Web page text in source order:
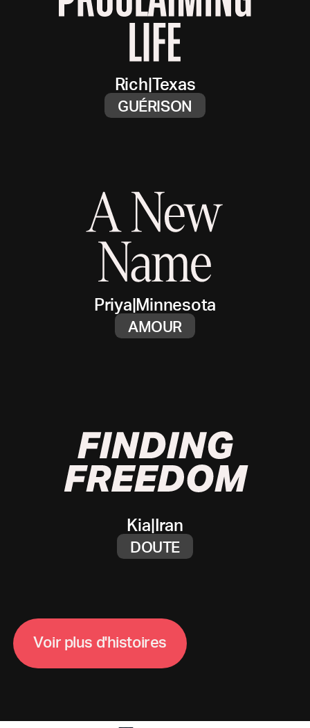
Voir plus d'histoires
Rich|Texas
GUÉRISON
Priya|Minnesota
AMOUR
Kia|Iran
DOUTE